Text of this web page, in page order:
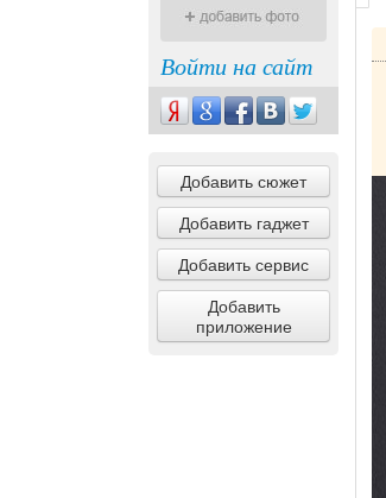
Войти на сайт
Добавить сюжет
Добавить гаджет
Добавить сервис
Добавить
приложение